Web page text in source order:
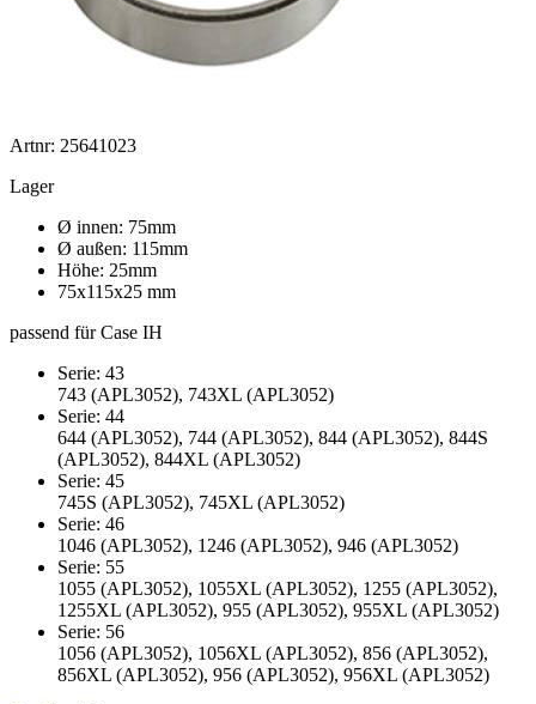
Artnr: 25641023
Lager
Ø innen: 75mm
Ø außen: 115mm
Höhe: 25mm
75x115x25 mm
passend für Case IH
Serie: 43
743 (APL3052), 743XL (APL3052)
Serie: 44
644 (APL3052), 744 (APL3052), 844 (APL3052), 844S
(APL3052), 844XL (APL3052)
Serie: 45
745S (APL3052), 745XL (APL3052)
Serie: 46
1046 (APL3052), 1246 (APL3052), 946 (APL3052)
Serie: 55
1055 (APL3052), 1055XL (APL3052), 1255 (APL3052),
1255XL (APL3052), 955 (APL3052), 955XL (APL3052)
Serie: 56
1056 (APL3052), 1056XL (APL3052), 856 (APL3052),
856XL (APL3052), 956 (APL3052), 956XL (APL3052)